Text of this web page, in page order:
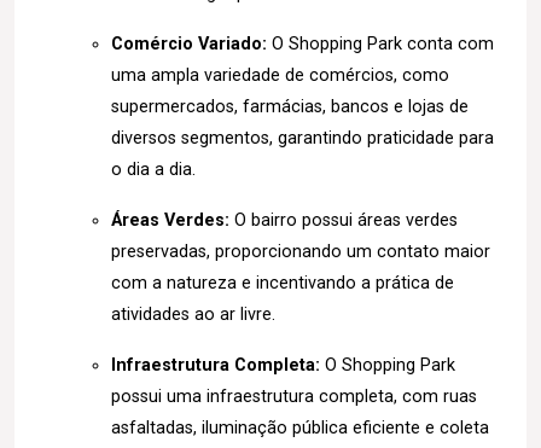
Comércio Variado: O Shopping Park conta com
uma ampla variedade de comércios, como
supermercados, farmácias, bancos e lojas de
diversos segmentos, garantindo praticidade para
o dia a dia.
Áreas Verdes: O bairro possui áreas verdes
preservadas, proporcionando um contato maior
com a natureza e incentivando a prática de
atividades ao ar livre.
Infraestrutura Completa: O Shopping Park
possui uma infraestrutura completa, com ruas
asfaltadas, iluminação pública eficiente e coleta